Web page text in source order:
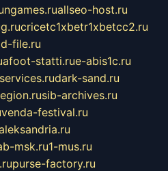
allseo-host.ru
cricetc1xbetr1xbetcc2.ru
file.ru
statti.rue-abis1c.ru
dark-sand.ru
sib-archives.ru
venda-festival.ru
msk.ru1-mus.ru
purse-factory.ru